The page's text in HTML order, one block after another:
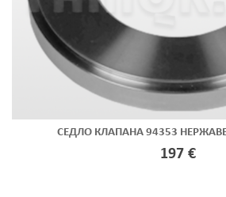
СЕДЛО КЛАПАНА 94353
197 €